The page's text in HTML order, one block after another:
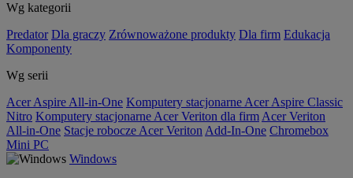
Wg kategorii
Predator Dla graczy Zrównoważone produkty Dla firm Edukacja
Komponenty
Wg serii
Acer Aspire All-in-One Komputery stacjonarne Acer Aspire Classic
Nitro Komputery stacjonarne Acer Veriton dla firm Acer Veriton
All-in-One Stacje robocze Acer Veriton Add-In-One Chromebox
Mini PC
Windows